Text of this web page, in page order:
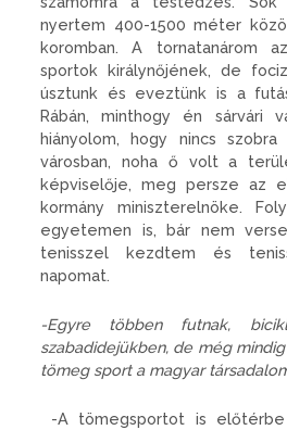
nyertem 400-1500 méter
koromban. A tornatanárom
sportok királynőjének, de
úsztunk és eveztünk is a
Rábán, minthogy én sárvári
hiányolom, hogy nincs
városban, noha ő volt a
képviselője, meg persze az
kormány miniszterelnöke.
egyetemen is, bár nem
tenisszel kezdtem és
napomat.
-Egyre többen futnak,
szabadidejükben, de még
tömeg sport a magyar
-A tömegsportot is